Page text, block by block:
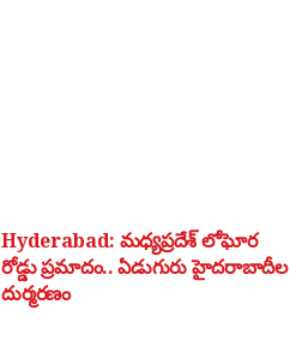
Hyderabad: మధ్యప్రదేశ్ లోఘోర
రోడ్డు ప్రమాదం.. ఏడుగురు హైదరాబాదీల
దుర్మరణం